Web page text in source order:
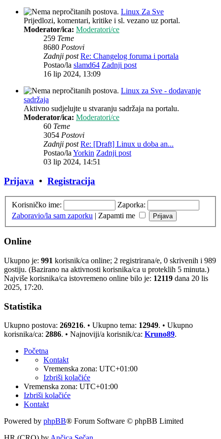
Linux Za Sve
Prijedlozi, komentari, kritike i sl. vezano uz portal.
Moderator/ica: Moderatori/ce
259 Teme
8680 Postovi
Zadnji post Re: Changelog foruma i portala
Postao/la slamd64 Zadnji post
16 lip 2024, 13:09
Linux za Sve - dodavanje
sadržaja
Aktivno sudjelujte u stvaranju sadržaja na portalu.
Moderator/ica: Moderatori/ce
60 Teme
3054 Postovi
Zadnji post Re: [Draft] Linux u doba an...
Postao/laYorkin Zadnji post
03 lip 2024, 14:51
Prijava • Registracija
Korisničko ime:
Zaporka:
Zaboravio/la sam zaporku | Zapamti me
Online
Ukupno je: 991 korisnik/ca online; 2 registrirana/e, 0 skrivenih i 989
gostiju. (Bazirano na aktivnosti korisnika/ca u proteklih 5 minuta.)
Najviše korisnika/ca istovremeno online bilo je: 12119 dana 20 lis
2025, 17:20.
Statistika
Ukupno postova: 269216. • Ukupno tema: 12949. • Ukupno
korisnika/ca: 2886. • Najnoviji/a korisnik/ca: Kruno89.
Početna
Kontakt
Vremenska zona: UTC+01:00
Izbriši kolačiće
Vremenska zona: UTC+01:00
Izbriši kolačiće
Kontakt
Powered by phpBB® Forum Software © phpBB Limited